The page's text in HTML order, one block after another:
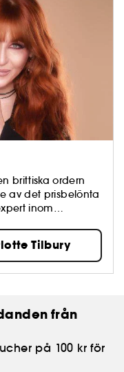
brittiska ordern
av det prisbelönta
inom
parfymer!
Tilbury
från
på 100 kr för